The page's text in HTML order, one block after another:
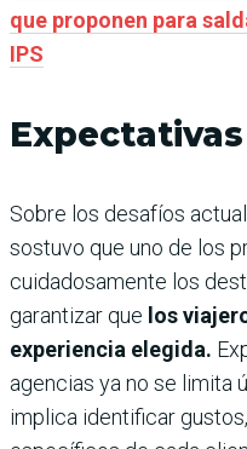
que proponen para
IPS
Sobre los desafíos
sostuvo que uno de los
cuidadosamente los
garantizar que los
experiencia elegida.
agencias ya no se limita
implica identificar